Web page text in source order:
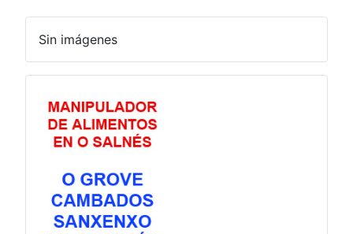
Sin imágenes